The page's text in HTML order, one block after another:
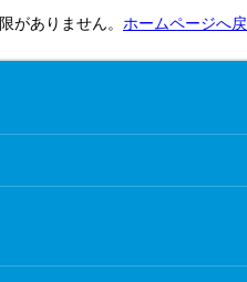
がありません。 ホームページへ戻